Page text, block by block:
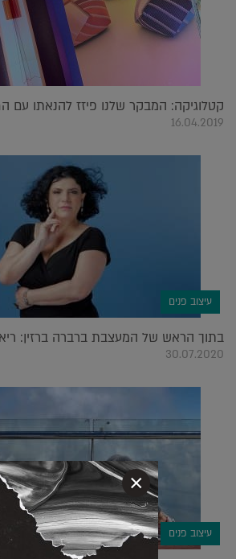
קטלוגיקה: המבקר שלנו פיזז להנאתו עם
16.04.2019
עיצוב פנים
בתוך הראש של המעצבת ברברה ברזין:
30.07.2020
עיצוב פנים
×